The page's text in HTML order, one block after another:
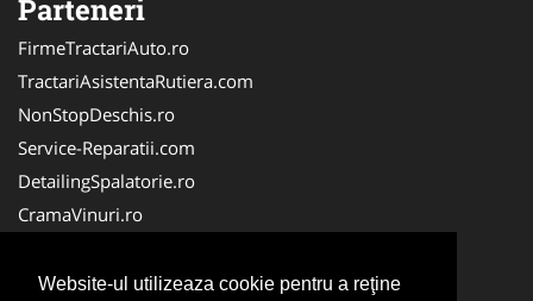
Website-ul utilizeaza cookie pentru a reţine
Parteneri
FirmeTractariAuto.ro
TractariAsistentaRutiera.com
NonStopDeschis.ro
Service-Reparatii.com
DetailingSpalatorie.ro
CramaVinuri.ro
FirmaPieseAuto.ro